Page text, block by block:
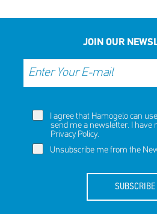
JOIN OUR
I agree that Hamogelo can
send me a newsletter. I have
Privacy Policy.
Unsubscribe me from the
SUBSCRIBE